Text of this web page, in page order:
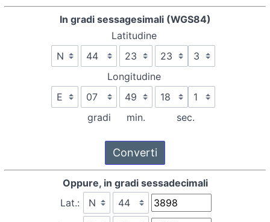
In gradi sessagesimali (WGS84)
Latitudine
Longitudine
gradi min. sec.
Oppure, in gradi sessadecimali
Lat.: